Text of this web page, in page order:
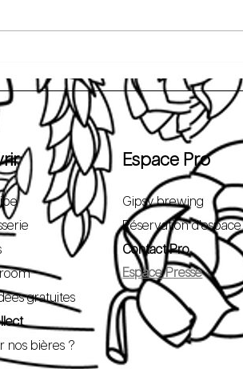
gratuites
nos bières ?
Espace Pro
Gipsy brewing
Réservation d'espace
Contact Pro
Espace Presse